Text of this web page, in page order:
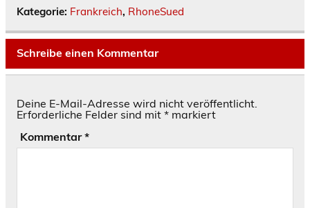
Kategorie: Frankreich, RhoneSued
Schreibe einen Kommentar
Deine E-Mail-Adresse wird nicht veröffentlicht.
Erforderliche Felder sind mit * markiert
Kommentar*